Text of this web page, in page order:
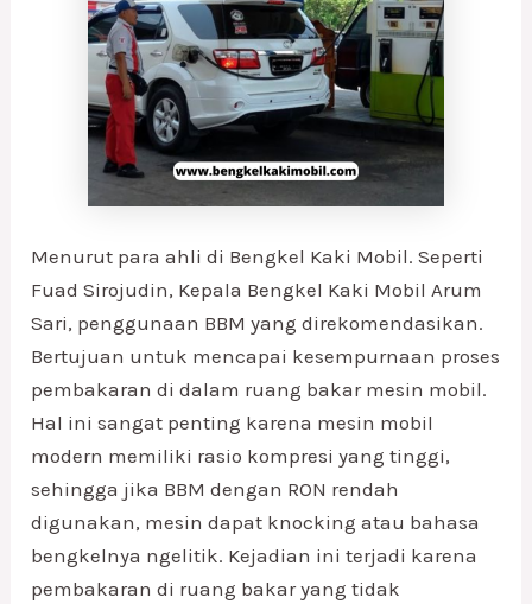
Menurut para ahli di Bengkel Kaki Mobil. Seperti
Fuad Sirojudin, Kepala Bengkel Kaki Mobil Arum
Sari, penggunaan BBM yang direkomendasikan.
Bertujuan untuk mencapai kesempurnaan proses
pembakaran di dalam ruang bakar mesin mobil.
Hal ini sangat penting karena mesin mobil
modern memiliki rasio kompresi yang tinggi,
sehingga jika BBM dengan RON rendah
digunakan, mesin dapat knocking atau bahasa
bengkelnya ngelitik. Kejadian ini terjadi karena
pembakaran di ruang bakar yang tidak